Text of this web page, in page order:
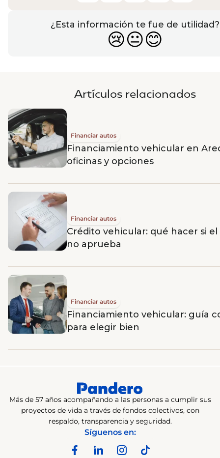
¿Esta información te fue de utilidad?
😢😐😊
Artículos relacionados
Financiar autos
Financiamiento vehicular en
oficinas y opciones
Financiar autos
Crédito vehicular: qué hacer si
no aprueba
Financiar autos
Financiamiento vehicular: guía
para elegir bien
Más de 57 años acompañando a las personas a cumplir sus
proyectos de vida a través de fondos colectivos, con
respaldo, transparencia y seguridad.
Síguenos en: